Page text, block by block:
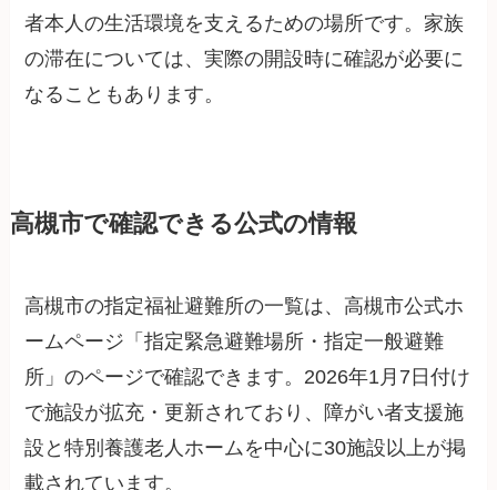
者本人の生活環境を支えるための場所です。家族
の滞在については、実際の開設時に確認が必要に
なることもあります。
高槻市で確認できる公式の情報
高槻市の指定福祉避難所の一覧は、高槻市公式ホ
ームページ「指定緊急避難場所・指定一般避難
所」のページで確認できます。2026年1月7日付け
で施設が拡充・更新されており、障がい者支援施
設と特別養護老人ホームを中心に30施設以上が掲
載されています。